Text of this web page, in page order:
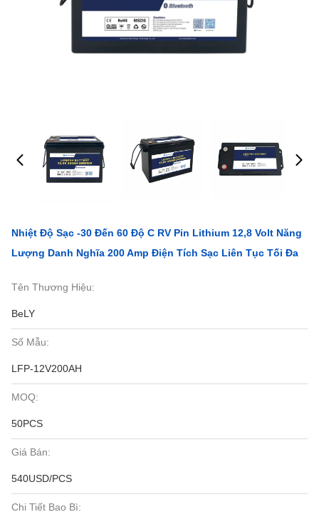
Nhiệt Độ Sạc -30 Đến 60 Độ C RV Pin Lithium 12,8 Volt Năng
Lượng Danh Nghĩa 200 Amp Điện Tích Sạc Liên Tục Tối Đa
Tên Thương Hiệu:
BeLY
Số Mẫu:
LFP-12V200AH
MOQ:
50PCS
Giá Bán:
540USD/PCS
Chi Tiết Bao Bì: